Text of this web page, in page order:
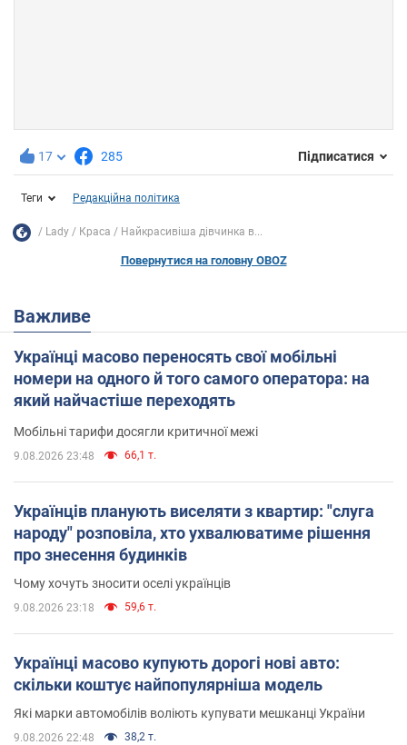
17 285 Підписатися
Теги Редакційна політика
Lady Краса Найкрасивіша дівчинка в...
Повернутися на головну OBOZ
Важливе
Українці масово переносять свої мобільні
номери на одного й того самого оператора: на
який найчастіше переходять
Мобільні тарифи досягли критичної межі
9.08.2026 23:48 66,1 т.
Українців планують виселяти з квартир: "слуга
народу" розповіла, хто ухвалюватиме рішення
про знесення будинків
Чому хочуть зносити оселі українців
9.08.2026 23:18 59,6 т.
Українці масово купують дорогі нові авто:
скільки коштує найпопулярніша модель
Які марки автомобілів воліють купувати мешканці України
9.08.2026 22:48 38,2 т.